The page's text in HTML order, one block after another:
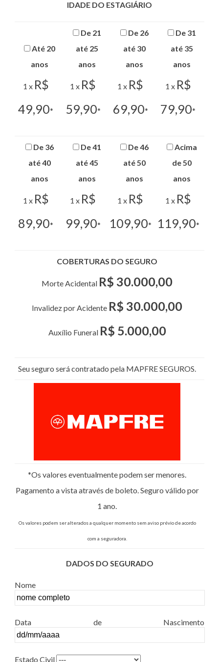
IDADE DO ESTAGIÁRIO
Até 20
anos
1 x R$
49,90*
De 21
até 25
anos
1 x R$
59,90*
De 26
até 30
anos
1 x R$
69,90*
De 31
até 35
anos
1 x R$
79,90*
De 36
até 40
anos
1 x R$
89,90*
De 41
até 45
anos
1 x R$
99,90*
De 46
até 50
anos
1 x R$
109,90*
Acima
de 50
anos
1 x R$
119,90*
COBERTURAS DO SEGURO
Morte Acidental R$ 30.000,00
Invalidez por Acidente R$ 30.000,00
Auxílio Funeral R$ 5.000,00
Seu seguro será contratado pela MAPFRE SEGUROS.
*Os valores eventualmente podem ser menores.
Pagamento a vista através de boleto. Seguro válido por
1 ano.
Os valores podem ser alterados a qualquer momento sem aviso prévio de acordo
com a seguradora.
DADOS DO SEGURADO
Nome
Data de Nascimento
Estado Civil